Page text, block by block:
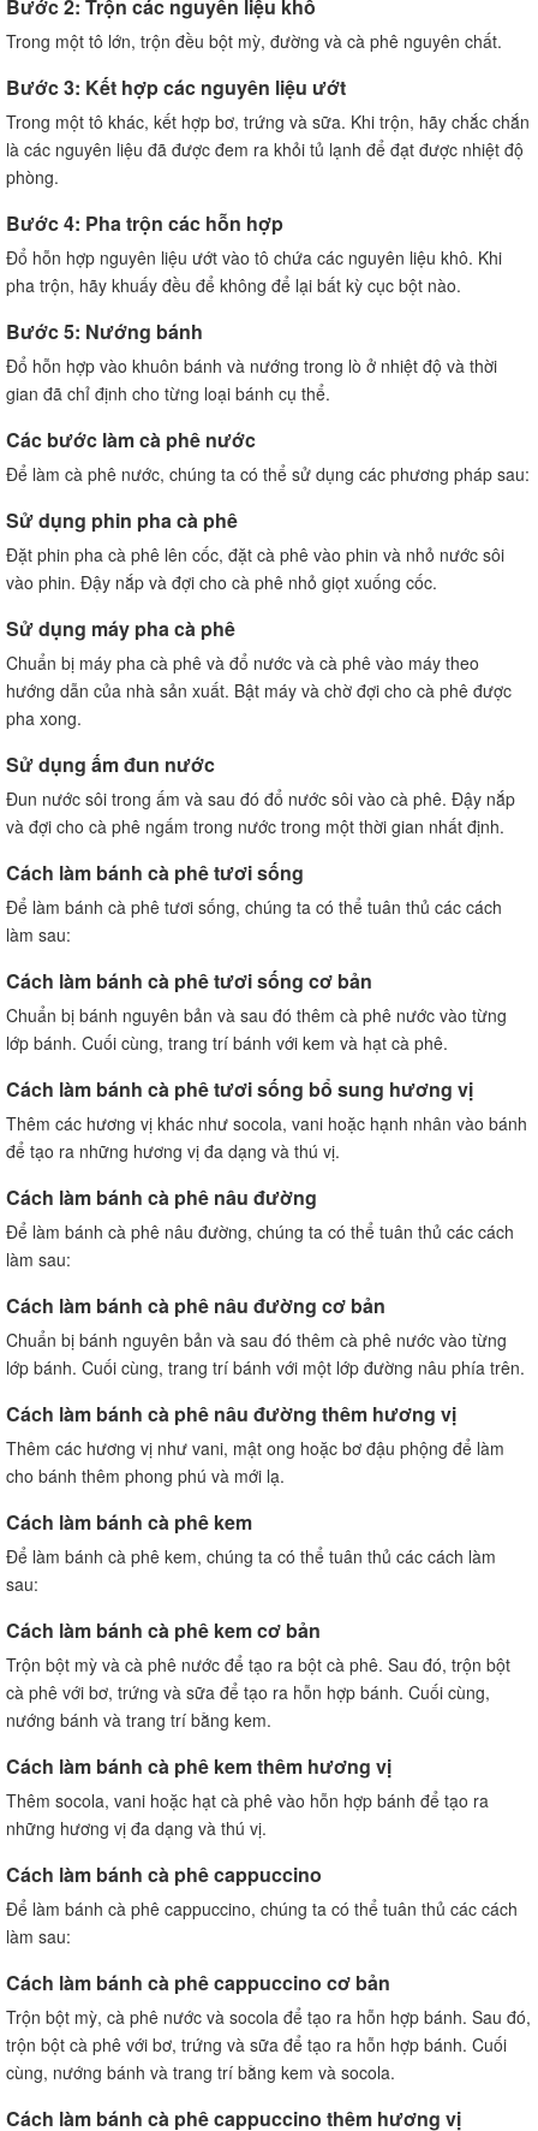
Bước 2: Trộn các nguyên liệu khô
Trong một tô lớn, trộn đều bột mỳ, đường và cà phê nguyên chất.
Bước 3: Kết hợp các nguyên liệu ướt
Trong một tô khác, kết hợp bơ, trứng và sữa. Khi trộn, hãy chắc chắn
là các nguyên liệu đã được đem ra khỏi tủ lạnh để đạt được nhiệt độ
phòng.
Bước 4: Pha trộn các hỗn hợp
Đổ hỗn hợp nguyên liệu ướt vào tô chứa các nguyên liệu khô. Khi
pha trộn, hãy khuấy đều để không để lại bất kỳ cục bột nào.
Bước 5: Nướng bánh
Đổ hỗn hợp vào khuôn bánh và nướng trong lò ở nhiệt độ và thời
gian đã chỉ định cho từng loại bánh cụ thể.
Các bước làm cà phê nước
Để làm cà phê nước, chúng ta có thể sử dụng các phương pháp sau:
Sử dụng phin pha cà phê
Đặt phin pha cà phê lên cốc, đặt cà phê vào phin và nhỏ nước sôi
vào phin. Đậy nắp và đợi cho cà phê nhỏ giọt xuống cốc.
Sử dụng máy pha cà phê
Chuẩn bị máy pha cà phê và đổ nước và cà phê vào máy theo
hướng dẫn của nhà sản xuất. Bật máy và chờ đợi cho cà phê được
pha xong.
Sử dụng ấm đun nước
Đun nước sôi trong ấm và sau đó đổ nước sôi vào cà phê. Đậy nắp
và đợi cho cà phê ngấm trong nước trong một thời gian nhất định.
Cách làm bánh cà phê tươi sống
Để làm bánh cà phê tươi sống, chúng ta có thể tuân thủ các cách
làm sau:
Cách làm bánh cà phê tươi sống cơ bản
Chuẩn bị bánh nguyên bản và sau đó thêm cà phê nước vào từng
lớp bánh. Cuối cùng, trang trí bánh với kem và hạt cà phê.
Cách làm bánh cà phê tươi sống bổ sung hương vị
Thêm các hương vị khác như socola, vani hoặc hạnh nhân vào bánh
để tạo ra những hương vị đa dạng và thú vị.
Cách làm bánh cà phê nâu đường
Để làm bánh cà phê nâu đường, chúng ta có thể tuân thủ các cách
làm sau:
Cách làm bánh cà phê nâu đường cơ bản
Chuẩn bị bánh nguyên bản và sau đó thêm cà phê nước vào từng
lớp bánh. Cuối cùng, trang trí bánh với một lớp đường nâu phía trên.
Cách làm bánh cà phê nâu đường thêm hương vị
Thêm các hương vị như vani, mật ong hoặc bơ đậu phộng để làm
cho bánh thêm phong phú và mới lạ.
Cách làm bánh cà phê kem
Để làm bánh cà phê kem, chúng ta có thể tuân thủ các cách làm
sau:
Cách làm bánh cà phê kem cơ bản
Trộn bột mỳ và cà phê nước để tạo ra bột cà phê. Sau đó, trộn bột
cà phê với bơ, trứng và sữa để tạo ra hỗn hợp bánh. Cuối cùng,
nướng bánh và trang trí bằng kem.
Cách làm bánh cà phê kem thêm hương vị
Thêm socola, vani hoặc hạt cà phê vào hỗn hợp bánh để tạo ra
những hương vị đa dạng và thú vị.
Cách làm bánh cà phê cappuccino
Để làm bánh cà phê cappuccino, chúng ta có thể tuân thủ các cách
làm sau:
Cách làm bánh cà phê cappuccino cơ bản
Trộn bột mỳ, cà phê nước và socola để tạo ra hỗn hợp bánh. Sau đó,
trộn bột cà phê với bơ, trứng và sữa để tạo ra hỗn hợp bánh. Cuối
cùng, nướng bánh và trang trí bằng kem và socola.
Cách làm bánh cà phê cappuccino thêm hương vị